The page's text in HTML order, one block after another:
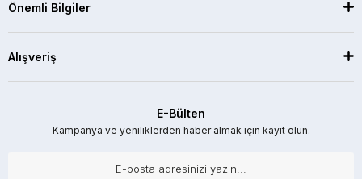
Önemli Bilgiler
Alışveriş
E-Bülten
Kampanya ve yeniliklerden haber almak için kayıt olun.